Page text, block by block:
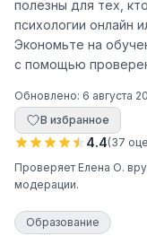
полезны для тех,
психологии онлайн
Экономьте на
с помощью
Обновлено: 6 августа
В избранное
4.4(37
Проверяет Елена О.
модерации.
Образование